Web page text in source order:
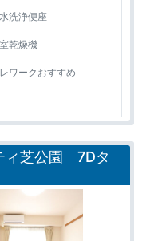
洗浄便座
乾燥機
ワークおすすめ
ィ芝公園 7Dタ